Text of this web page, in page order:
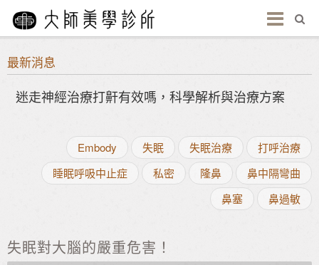
最新消息
迷走神經治療打鼾有效嗎，科學解析與治療方案
Embody 失眠 失眠治療
打呼治療
睡眠呼吸中止症
私密 隆鼻
鼻中隔彎曲
鼻塞
鼻過敏
失眠對大腦的嚴重危害！